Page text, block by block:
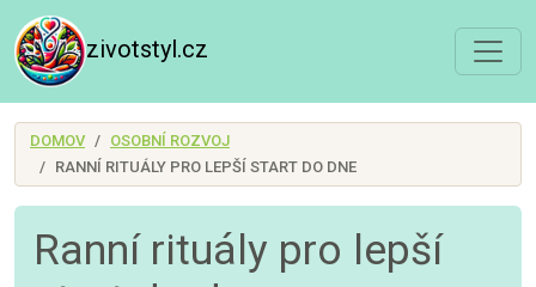
zivotstyl.cz
DOMOV
OSOBNÍ ROZVOJ
RANNÍ RITUÁLY PRO LEPŠÍ START DO DNE
Ranní rituály pro lepší